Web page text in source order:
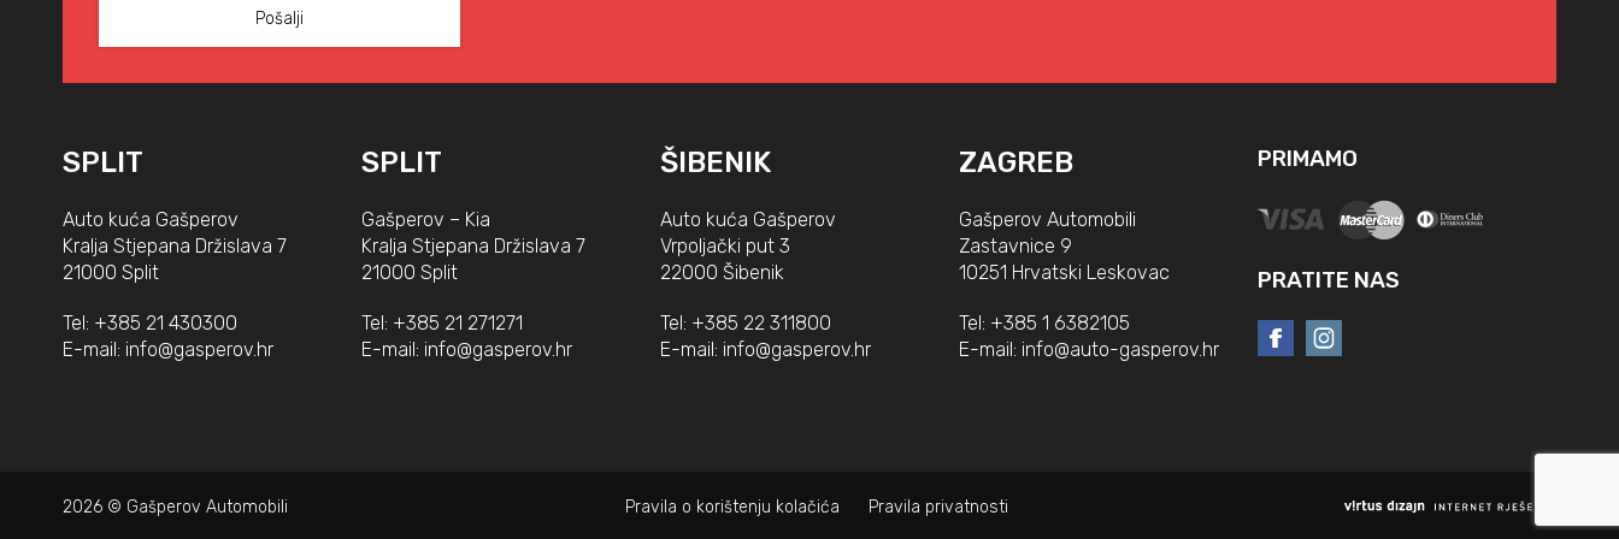
SPLIT
Auto kuća Gašperov
Kralja Stjepana Držislava 7
21000 Split
Tel: +385 21 430300
E-mail: info@gasperov.hr
SPLIT
Gašperov – Kia
Kralja Stjepana Držislava 7
21000 Split
Tel: +385 21 271271
E-mail: info@gasperov.hr
ŠIBENIK
Auto kuća Gašperov
Vrpoljački put 3
22000 Šibenik
Tel: +385 22 311800
E-mail: info@gasperov.hr
ZAGREB
Gašperov Automobili
Zastavnice 9
10251 Hrvatski Leskovac
Tel: +385 1 6382105
E-mail: info@auto-gasperov.hr
PRIMAMO
PRATITE NAS
2026 © Gašperov Automobili Pravila o korištenju kolačića Pravila privatnosti